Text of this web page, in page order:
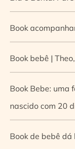
Book
Book bebê |
Book Bebe: uma
nascido com 20
Book de bebê